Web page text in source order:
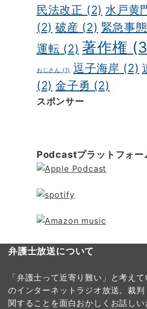
民法改正 (2) 水戸黄
(2) 破産 (2) 緊急事
運転 (2) 著作権
おじさん (1) 逗子海岸 (2)
(2) 金子勇 (2)
スポンサー
Podcastプラットフォー
弁護士放送について
「弁護士って近寄り難い」と考え
のインターネットラジオ放送。裁
関することを面白おかしくお話しい